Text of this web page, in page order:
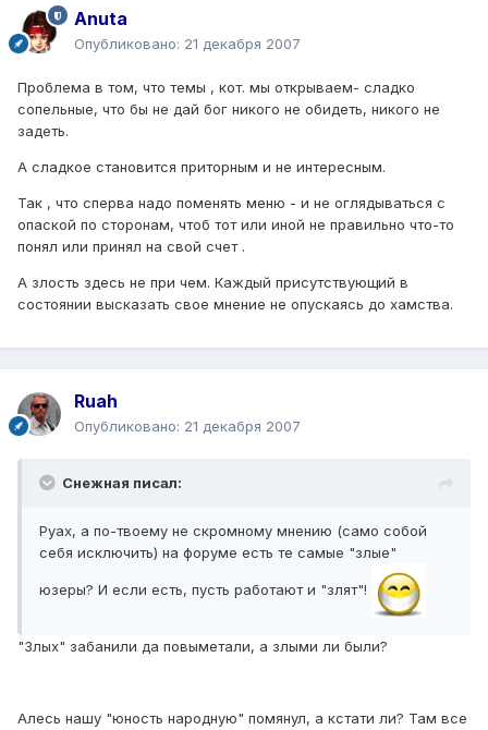
Anuta
Опубликовано: 21 декабря 2007
Проблема в том, что темы , кот. мы открываем- сладко
сопельные, что бы не дай бог никого не обидеть, никого не
задеть.
А сладкое становится приторным и не интересным.
Так , что сперва надо поменять меню - и не оглядываться с
опаской по сторонам, чтоб тот или иной не правильно что-то
понял или принял на свой счет .
А злость здесь не при чем. Каждый присутствующий в
состоянии высказать свое мнение не опускаясь до хамства.
Ruah
Опубликовано: 21 декабря 2007
Снежная писал:
Руах, а по-твоему не скромному мнению (само собой
себя исключить) на форуме есть те самые "злые"
юзеры? И если есть, пусть работают и "злят"!
"Злых" забанили да повыметали, а злыми ли были?
Алесь нашу "юность народную" помянул, а кстати ли? Там все